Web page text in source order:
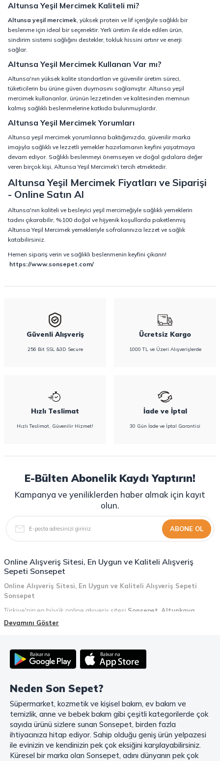
Altunsa Yeşil Mercimek Kaliteli mi?
Altunsa yeşil mercimek, yüksek protein ve lif içeriğiyle sağlıklı bir
beslenme için ideal bir seçenektir. Yerli üretim ile elde edilen ürün,
sindirim sistemi sağlığını destekler, tokluk hissini artırır ve enerji
sağlar.
Altunsa Yeşil Mercimek Kullanan Var mı?
Altunsa'nın yüksek kalite standartları ve güvenilir üretim süreci,
tüketicilerin bu ürüne güven duymasını sağlamıştır. Altunsa yeşil
mercimek kullananlar, ürünün lezzetinden ve kalitesinden memnun
kalmış sağlıklı beslenmelerine katkıda bulunmuşlardır.
Altunsa Yeşil Mercimek Yorumları
Altunsa yeşil mercimek yorumlarına baktığımızda, güvenilir marka
imajıyla sağlıklı ve lezzetli yemekler hazırlamanın keyfini yaşatmaya
devam ediyor. Sağlıklı beslenmeyi önemseyen ve doğal gıdalara değer
veren birçok kişi, Altunsa Yeşil Mercimek'i tercih etmektedir.
Altunsa Yeşil Mercimek Fiyatları ve Siparişi
- Online Satın Al
Altunsa'nın kaliteli ve besleyici yeşil mercimeğiyle sağlıklı yemeklerin
tadını çıkarabilir, %100 doğal ve hijyenik koşullarda paketlenmiş
Altunsa Yeşil Mercimek yemekleriyle sofralarınıza lezzet ve sağlık
katabilirsiniz.
Hemen sipariş verin ve sağlıklı beslenmenin keyfini çıkarın!
https://www.sonsepet.com/
Güvenli Alışveriş
256 Bit SSL &3D Secure
Ücretsiz Kargo
1000 TL ve Üzeri Alışverişlerde
Hızlı Teslimat
Hızlı Teslimat, Güvenilir Hizmet!
İade ve İptal
30 Gün İade ve İptal Garantisi
E-Bülten Abonelik Kaydı Yaptırın!
Kampanya ve yeniliklerden haber almak için kayıt
olun.
ABONE OL
Online Alışveriş Sitesi, En Uygun ve Kaliteli Alışveriş
Sepeti Sonsepet
Online Alışveriş Sitesi, En Uygun ve Kaliteli Alışveriş Sepeti
Sonsepet
Türkiye'nin en büyük online alışveriş sitesi Sonsepet Altunkaya
Holdinggüvencesiyle hizmet vermektedir! Sonsepet, online alışveriş
teslimat ve güvenli ödeme seçenekleriyle, alışveriş yaparken
zamanınızı ve paranızı en verimli şekilde kullanırsınız.
Mahmood Coffee ile Kahve Keyfinizi Sonsepet'te Yaşayın!
Mahmood Coffee markasının eşsiz lezzetleriyle tanışın ve kahve
keyfinizi doruklara çıkarın. Filtre ve çekirdek kahve, kapsül kahve,
granül kahve, gold kahve, klasik kahve ve Türk kahvesi gibi birbirinden
lezzetli seçenekler arasından favorinizi seçin. Eğer pratik ve hızlı bir
kahve arıyorsanız, hazır Türk kahvesi ve cappuccino gibi seçenekler de
sizleri bekliyor. Sıcak çikolata ve kahve kreması ile kahve keyfinize
Devamını Göster
Neden Son Sepet?
Süpermarket, kozmetik ve kişisel bakım, ev bakım ve
temizlik, anne ve bebek bakım gibi çeşitli kategorilerde çok
sayıda ürünü sizlere sunan Sonsepet, birden fazla
ihtiyacınıza hitap ediyor. Sahip olduğu geniş ürün yelpazesi
ile evinizin ve kendinizin pek çok eksiğini karşılayabilirsiniz.
Küresel bir marka olan Sonsepet, adını dünyanın pek çok